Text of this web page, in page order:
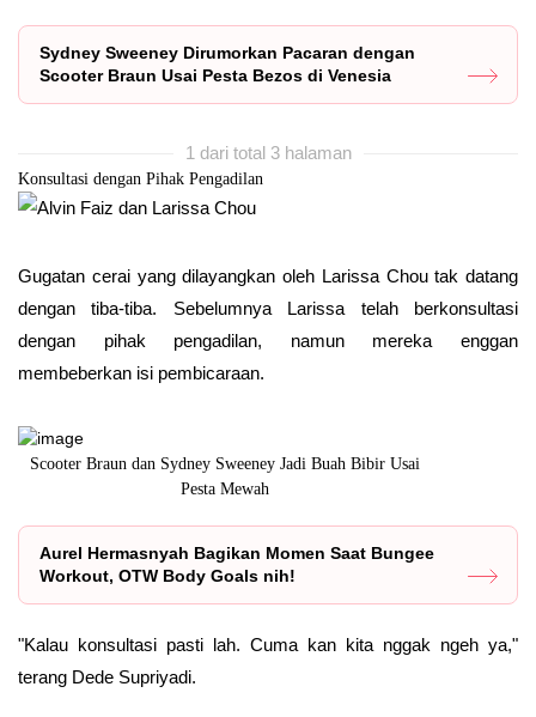
Sydney Sweeney Dirumorkan Pacaran dengan
Scooter Braun Usai Pesta Bezos di Venesia
1 dari total 3 halaman
Konsultasi dengan Pihak Pengadilan
Gugatan cerai yang dilayangkan oleh Larissa Chou tak datang
dengan tiba-tiba. Sebelumnya Larissa telah berkonsultasi
dengan pihak pengadilan, namun mereka enggan
membeberkan isi pembicaraan.
Scooter Braun dan Sydney Sweeney Jadi Buah Bibir Usai
Pesta Mewah
Aurel Hermasnyah Bagikan Momen Saat Bungee
Workout, OTW Body Goals nih!
"Kalau konsultasi pasti lah. Cuma kan kita nggak ngeh ya,"
terang Dede Supriyadi.